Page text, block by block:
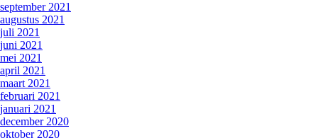
september 2021
augustus 2021
juli 2021
juni 2021
mei 2021
april 2021
maart 2021
februari 2021
januari 2021
december 2020
oktober 2020